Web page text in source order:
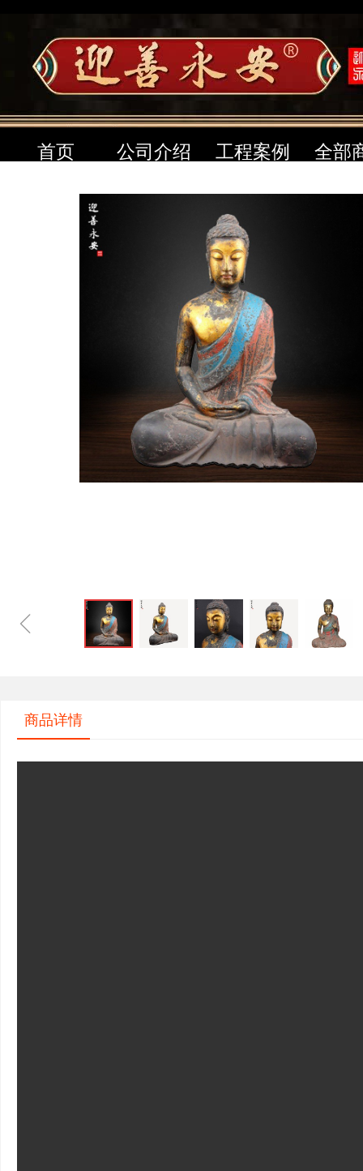
首页 公司介绍 工程案例 全部
ꁆ
商品详情